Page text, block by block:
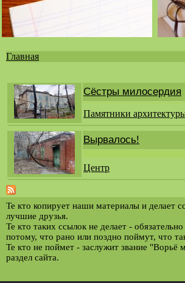
здесь
Главная
Сёстры милосердия
Памятники
Вырвалось!
Центр
Те кто копирует наши материалы и делает
лучшие друзья.
Те кто таких ссылок не делает -
потому, что рано или поздно поймут, что
Те кто не поймет - заслужит звание "Ворьё
раздел сайта.